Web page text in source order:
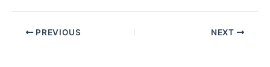
PREVIOUS NEXT